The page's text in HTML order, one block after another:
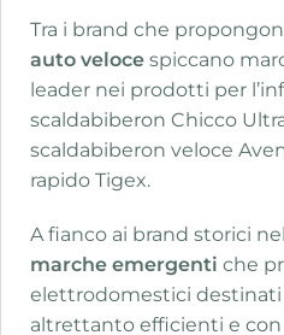
Tra i brand che
auto veloce spiccano
leader nei prodotti per
scaldabiberon Chicco
scaldabiberon veloce
rapido Tigex.
A fianco ai brand storici
marche emergenti che
elettrodomestici destinati
altrettanto efficienti e